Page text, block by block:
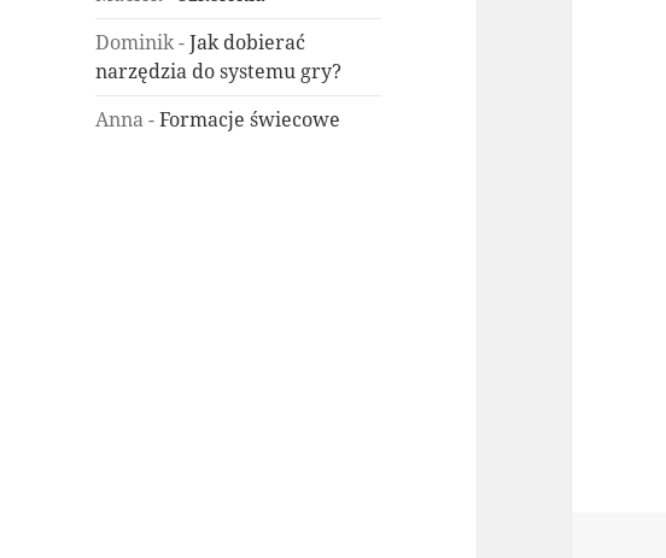
Dominik-Jak dobierać
narzędzia do systemu gry?
Anna-Formacje świecowe